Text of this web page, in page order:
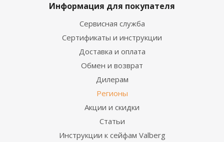
Информация для покупателя
Сервисная служба
Сертификаты и инструкции
Доставка и оплата
Обмен и возврат
Дилерам
Регионы
Акции и скидки
Статьи
Инструкции к сейфам Valberg